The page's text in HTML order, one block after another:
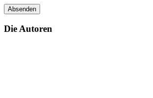
Die Autoren